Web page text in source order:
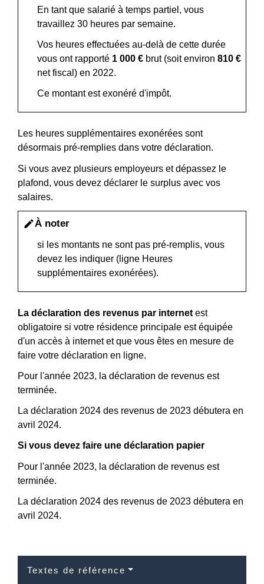
En tant que salarié à temps partiel, vous
travaillez 30 heures par semaine.
Vos heures effectuées au-delà de cette durée
vous ont rapporté 1 000 € brut (soit environ 810 €
net fiscal) en 2022.
Ce montant est exonéré d'impôt.
Les heures supplémentaires exonérées sont
désormais pré-remplies dans votre déclaration.
Si vous avez plusieurs employeurs et dépassez le
plafond, vous devez déclarer le surplus avec vos
salaires.
editÀ noter
si les montants ne sont pas pré-remplis, vous
devez les indiquer (ligne Heures
supplémentaires exonérées).
La déclaration des revenus par internet est
obligatoire si votre résidence principale est équipée
d'un accès à internet et que vous êtes en mesure de
faire votre déclaration en ligne.
Pour l'année 2023, la déclaration de revenus est
terminée.
La déclaration 2024 des revenus de 2023 débutera en
avril 2024.
Si vous devez faire une déclaration papier
Pour l'année 2023, la déclaration de revenus est
terminée.
La déclaration 2024 des revenus de 2023 débutera en
avril 2024.
Textes de référence